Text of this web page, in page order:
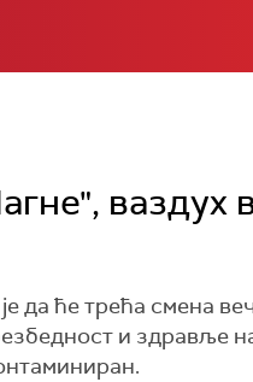
ваздух
ће трећа смена
и здравље